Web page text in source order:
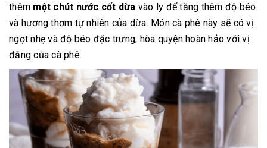
thêm một chút nước cốt dừa vào ly để tăng thêm độ béo
và hương thơm tự nhiên của dừa. Món cà phê này sẽ có vị
ngọt nhẹ và độ béo đặc trưng, hòa quyện hoàn hảo với vị
đắng của cà phê.